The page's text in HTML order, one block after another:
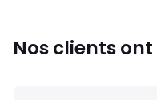
Nos clients